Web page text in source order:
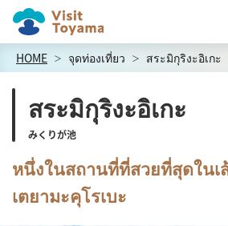
HOME จุดท่องเที่ยว สระมิกุริงะอิเกะ
สระมิกุริงะอิเกะ
みくりが池
หนึ่งในสถานที่ที่สวยที่สุดใน
เตยามะคุโรเบะ